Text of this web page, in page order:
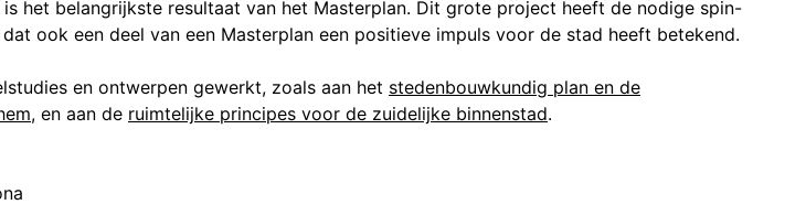
het belangrijkste resultaat van het Masterplan. Dit grote project heeft de nodige spin-
ook een deel van een Masterplan een positieve impuls voor de stad heeft betekend.
en ontwerpen gewerkt, zoals aan het stedenbouwkundig plan en de
, en aan de ruimtelijke principes voor de zuidelijke binnenstad.